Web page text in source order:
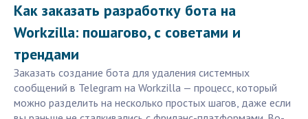
Как заказать разработку бота на
Workzilla: пошагово, с советами и
трендами
Заказать создание бота для удаления системных
сообщений в Telegram на Workzilla — процесс, который
можно разделить на несколько простых шагов, даже если